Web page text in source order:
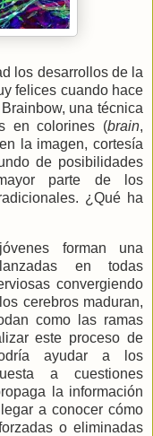
los desarrollos de la
felices cuando hace
una técnica
en colorines (brain,
la imagen, cortesía
de posibilidades
parte de los
¿Qué ha
forman una
en todas
convergiendo
cerebros maduran,
como las ramas
este proceso de
ayudar a los
a cuestiones
la información
a conocer cómo
o eliminadas